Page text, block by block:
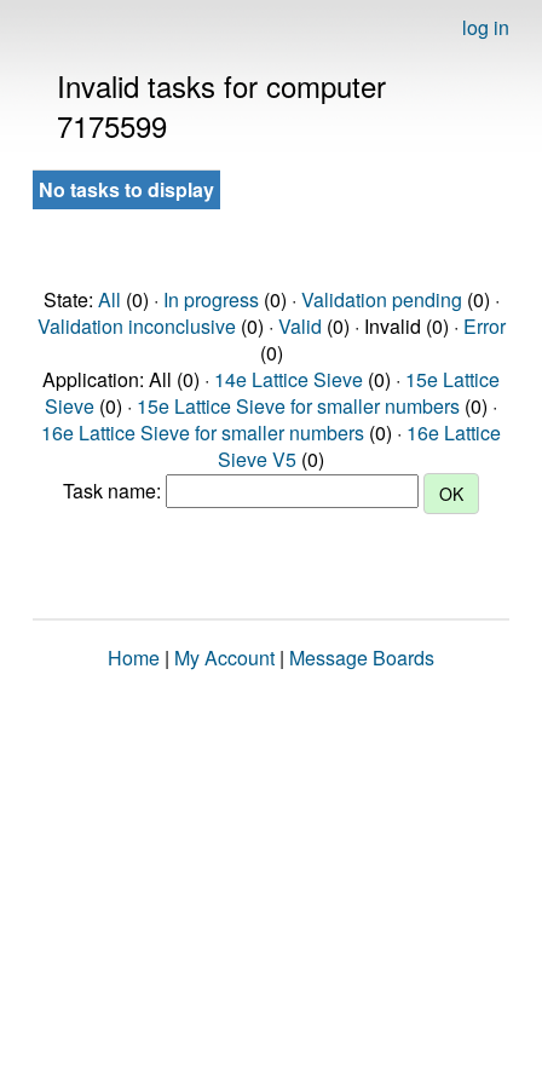
log in
Invalid tasks for computer
7175599
No tasks to display
State: All (0) · In progress(0) · Validation pending (0) ·
Validation inconclusive(0) · Valid (0) · Invalid (0) · Error
(0)
Application: All (0) · 14e Lattice Sieve (0) · 15e Lattice
Sieve (0) · 15e Lattice Sieve for smaller numbers (0) ·
16e Lattice Sieve for smaller numbers (0) · 16e Lattice
Sieve V5 (0)
Task name:
Home | My Account | Message Boards